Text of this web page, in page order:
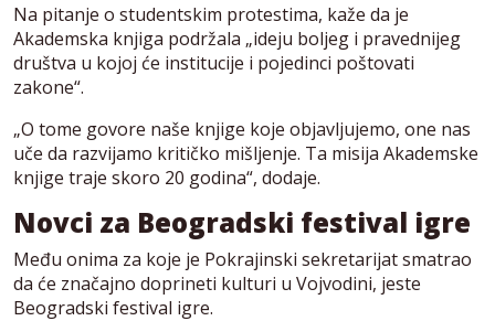
Na pitanje o studentskim protestima, kaže da je
Akademska knjiga podržala „ideju boljeg i pravednijeg
društva u kojoj će institucije i pojedinci poštovati
zakone“.
„O tome govore naše knjige koje objavljujemo, one nas
uče da razvijamo kritičko mišljenje. Ta misija Akademske
knjige traje skoro 20 godina“, dodaje.
Novci za Beogradski festival igre
Među onima za koje je Pokrajinski sekretarijat smatrao
da će značajno doprineti kulturi u Vojvodini, jeste
Beogradski festival igre.